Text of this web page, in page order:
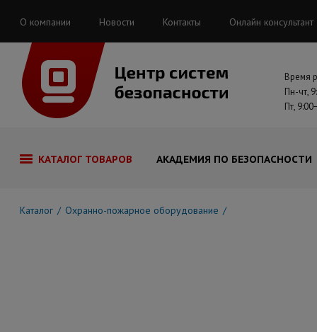
О компании Новости Контакты Онлайн консультант
Время
Пн-чт,
Пт,
КАТАЛОГ ТОВАРОВ АКАДЕМИЯ ПО БЕЗОПАСНОСТИ
Каталог Охранно-пожарное оборудование